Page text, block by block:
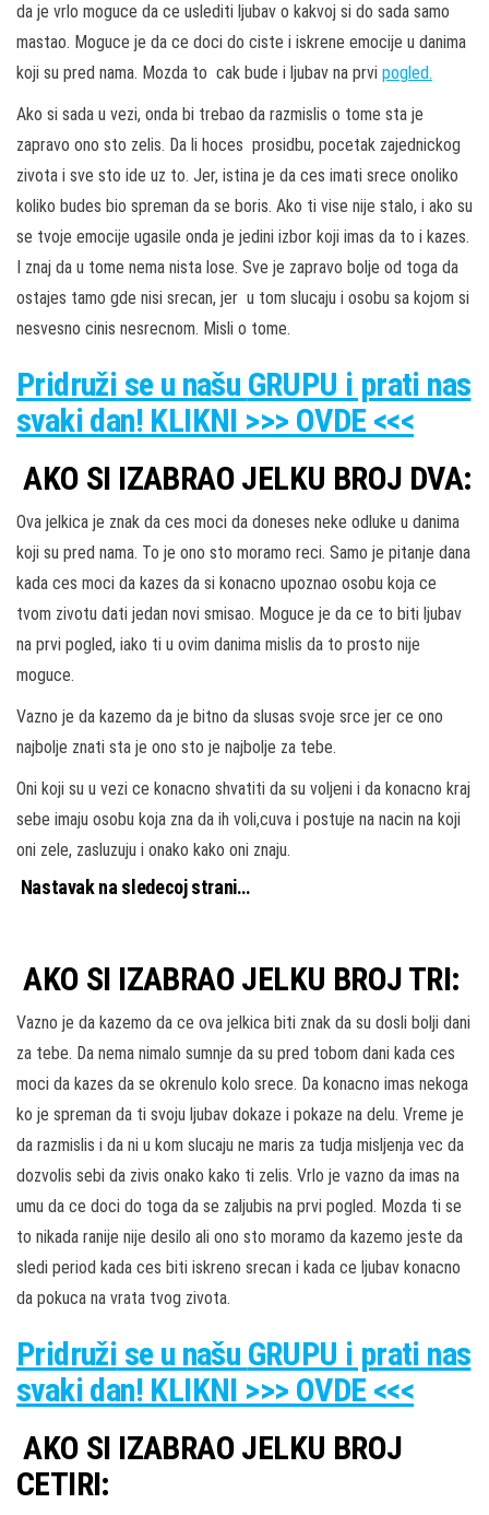
da je vrlo moguce da ce uslediti ljubav o kakvoj si do sada samo
mastao. Moguce je da ce doci do ciste i iskrene emocije u danima
koji su pred nama. Mozda to cak bude i ljubav na prvi pogled.
Ako si sada u vezi, onda bi trebao da razmislis o tome sta je
zapravo ono sto zelis. Da li hoces prosidbu, pocetak zajednickog
zivota i sve sto ide uz to. Jer, istina je da ces imati srece onoliko
koliko budes bio spreman da se boris. Ako ti vise nije stalo, i ako su
se tvoje emocije ugasile onda je jedini izbor koji imas da to i kazes.
I znaj da u tome nema nista lose. Sve je zapravo bolje od toga da
ostajes tamo gde nisi srecan, jer u tom slucaju i osobu sa kojom si
nesvesno cinis nesrecnom. Misli o tome.
Pridruži se u našu GRUPU i prati nas
svaki dan! KLIKNI >>> OVDE <<<
AKO SI IZABRAO JELKU BROJ DVA:
Ova jelkica je znak da ces moci da doneses neke odluke u danima
koji su pred nama. To je ono sto moramo reci. Samo je pitanje dana
kada ces moci da kazes da si konacno upoznao osobu koja ce
tvom zivotu dati jedan novi smisao. Moguce je da ce to biti ljubav
na prvi pogled, iako ti u ovim danima mislis da to prosto nije
moguce.
Vazno je da kazemo da je bitno da slusas svoje srce jer ce ono
najbolje znati sta je ono sto je najbolje za tebe.
Oni koji su u vezi ce konacno shvatiti da su voljeni i da konacno kraj
sebe imaju osobu koja zna da ih voli,cuva i postuje na nacin na koji
oni zele, zasluzuju i onako kako oni znaju.
Nastavak na sledecoj strani…
AKO SI IZABRAO JELKU BROJ TRI:
Vazno je da kazemo da ce ova jelkica biti znak da su dosli bolji dani
za tebe. Da nema nimalo sumnje da su pred tobom dani kada ces
moci da kazes da se okrenulo kolo srece. Da konacno imas nekoga
ko je spreman da ti svoju ljubav dokaze i pokaze na delu. Vreme je
da razmislis i da ni u kom slucaju ne maris za tudja misljenja vec da
dozvolis sebi da zivis onako kako ti zelis. Vrlo je vazno da imas na
umu da ce doci do toga da se zaljubis na prvi pogled. Mozda ti se
to nikada ranije nije desilo ali ono sto moramo da kazemo jeste da
sledi period kada ces biti iskreno srecan i kada ce ljubav konacno
da pokuca na vrata tvog zivota.
Pridruži se u našu GRUPU i prati nas
svaki dan! KLIKNI >>> OVDE <<<
AKO SI IZABRAO JELKU BROJ
CETIRI: